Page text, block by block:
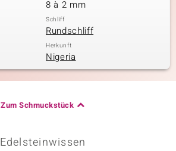
8 à 2 mm
Schliff
Rundschliff
Herkunft
Nigeria
Zum Schmuckstück
Edelsteinwissen